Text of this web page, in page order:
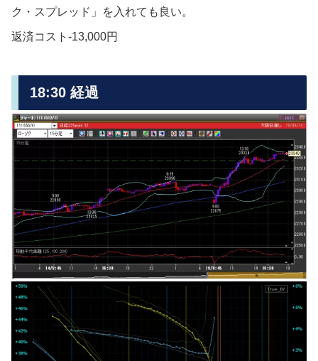
ク・スプレッド」を入れても良い。
返済コスト-13,000円
18:30 経過